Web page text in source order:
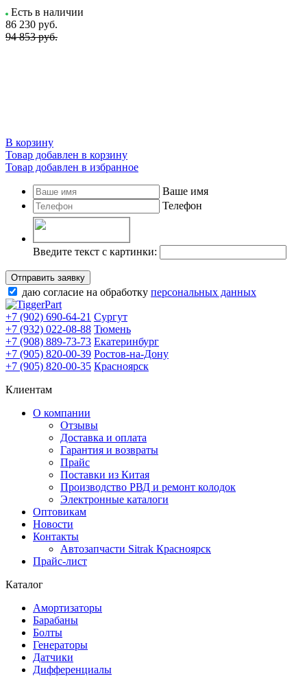
Есть в наличии
86 230 руб.
94 853 руб.
В корзину
Товар добавлен в корзину
Товар добавлен в избранное
Ваше имя
Телефон
Введите текст с картинки:
Отправить заявку
даю согласие на обработку персональных данных
+7 (902) 690-64-21 Сургут
+7 (932) 022-08-88 Тюмень
+7 (908) 889-73-73 Екатеринбург
+7 (905) 820-00-39 Ростов-на-Дону
+7 (905) 820-00-35 Красноярск
Клиентам
О компании
Отзывы
Доставка и оплата
Гарантия и возвраты
Прайс
Поставки из Китая
Производство РВД и ремонт колодок
Электронные каталоги
Оптовикам
Новости
Контакты
Автозапчасти Sitrak Красноярск
Прайс-лист
Каталог
Амортизаторы
Барабаны
Болты
Генераторы
Датчики
Дифференциалы